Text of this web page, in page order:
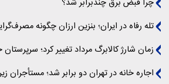
چرا قبض برق چندبرابر شد؟
تله رفاه در ایران؛ بنزین ارزان چگونه
زمان شارژ کالابرگ مرداد تغییر کرد؛ سرپرستان
اجاره خانه در تهران دو برابر شد؛ مستأجران